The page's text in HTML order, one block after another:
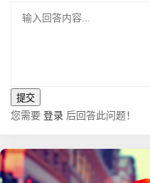
您需要 登录 后回答此问题！